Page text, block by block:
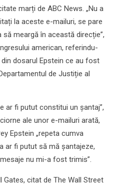
marți de ABC News. „Nu a
la aceste e-mailuri, se pare
meargă în această direcție”,
american, referindu-
dosarul Epstein ce au fost
de Justiție al
ar fi putut constitui un șantaj”,
ale unor e-mailuri arată,
Epstein „repeta cumva
ar fi putut să mă șantajeze,
nu mi-a fost trimis”.
Gates, citat de The Wall Street